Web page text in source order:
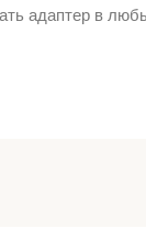
адаптер в